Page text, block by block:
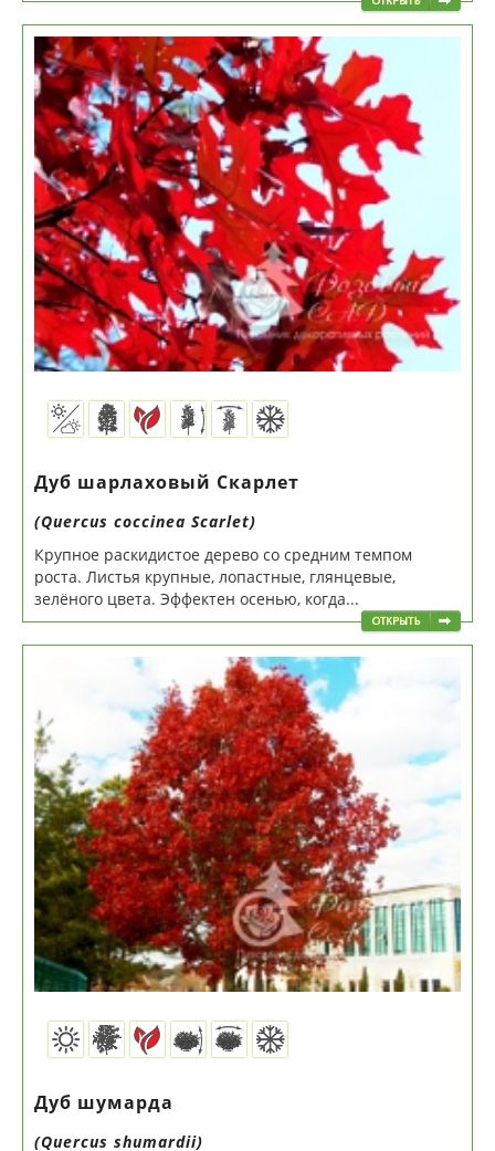
Дуб шарлаховый Скарлет
(Quercus coccinea Scarlet)
Крупное раскидистое дерево со средним темпом
роста. Листья крупные, лопастные, глянцевые,
зелёного цвета. Эффектен осенью, когда...
Дуб шумарда
(Quercus shumardii)